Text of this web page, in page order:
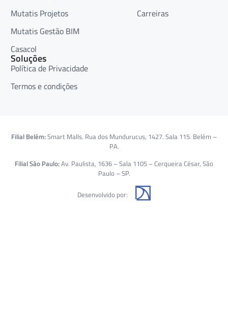
Mutatis Projetos
Mutatis Gestão BIM
Casacol
Carreiras
Soluções
Política de Privacidade
Termos e condições
Filial Belém:Smart Malls. Rua dos Mundurucus, 1427. Sala 115. Belém –
PA.
Filial São Paulo:Av. Paulista, 1636 – Sala 1105 – Cerqueira César, São
Paulo – SP.
Desenvolvido por: